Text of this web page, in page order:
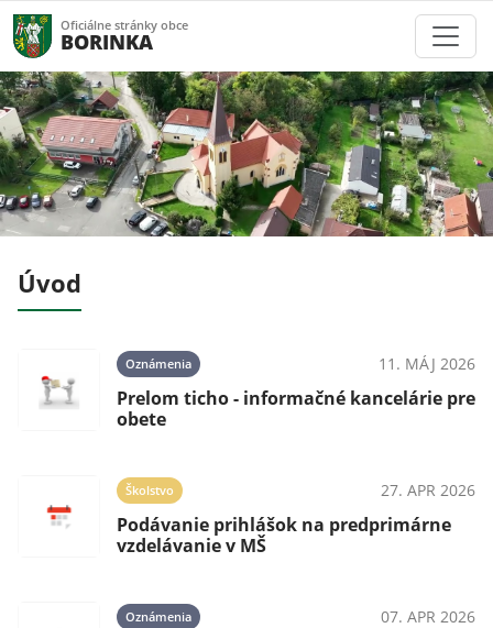
Oficiálne stránky obce
BORINKA
Úvod
Oznámenia 11. MÁJ 2026
Prelom ticho - informačné kancelárie pre
obete
Školstvo 27. APR 2026
Podávanie prihlášok na predprimárne
vzdelávanie v MŠ
Oznámenia 07. APR 2026